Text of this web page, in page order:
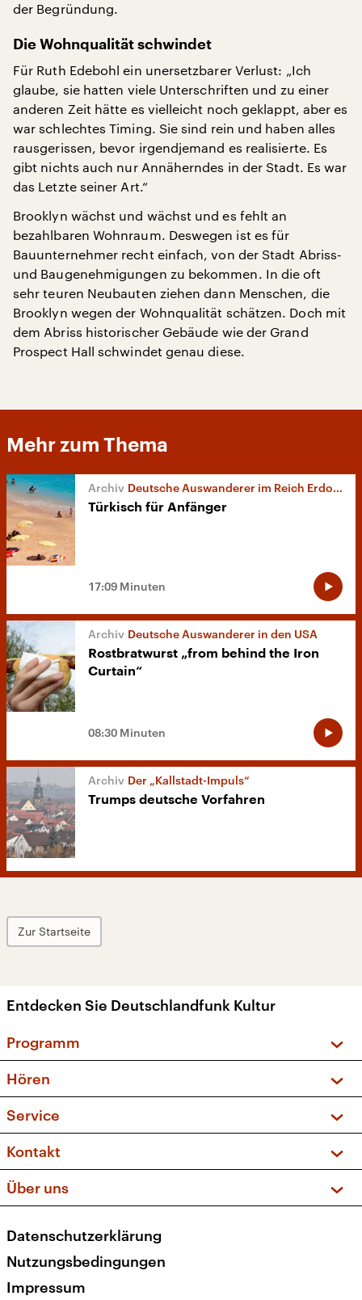
der Begründung.
Die Wohnqualität schwindet
Für Ruth Edebohl ein unersetzbarer Verlust: „Ich
glaube, sie hatten viele Unterschriften und zu einer
anderen Zeit hätte es vielleicht noch geklappt, aber es
war schlechtes Timing. Sie sind rein und haben alles
rausgerissen, bevor irgendjemand es realisierte. Es
gibt nichts auch nur Annäherndes in der Stadt. Es war
das Letzte seiner Art.“
Brooklyn wächst und wächst und es fehlt an
bezahlbaren Wohnraum. Deswegen ist es für
Bauunternehmer recht einfach, von der Stadt Abriss-
und Baugenehmigungen zu bekommen. In die oft
sehr teuren Neubauten ziehen dann Menschen, die
Brooklyn wegen der Wohnqualität schätzen. Doch mit
dem Abriss historischer Gebäude wie der Grand
Prospect Hall schwindet genau diese.
Mehr zum Thema
Deutsche Auswanderer im Reich Erdogans
Türkisch für Anfänger
17:09 Minuten
Deutsche Auswanderer in den USA
Rostbratwurst „from behind the Iron
Curtain“
08:30 Minuten
Der „Kallstadt-Impuls“
Trumps deutsche Vorfahren
Zur Startseite
Entdecken Sie Deutschlandfunk Kultur
Programm
Sendungen und Podcasts
Musikliste
Kakadu – Das Kinderprogramm
Hören
Frequenzen (UKW + DAB+)
Service
FAQ
Apps
Newsletter
Veranstaltungen
Kontakt
Social Media
Über uns
Presse
Karriere
Transparenz
Datenschutzerklärung
Nutzungsbedingungen
Impressum